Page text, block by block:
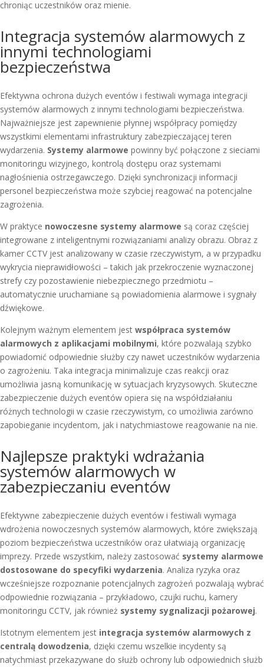
chroniąc uczestników oraz mienie.
Integracja systemów alarmowych z
innymi technologiami
bezpieczeństwa
Efektywna ochrona dużych eventów i festiwali wymaga integracji
systemów alarmowych z innymi technologiami bezpieczeństwa.
Najważniejsze jest zapewnienie płynnej współpracy pomiędzy
wszystkimi elementami infrastruktury zabezpieczającej teren
wydarzenia. Systemy alarmowe powinny być połączone z sieciami
monitoringu wizyjnego, kontrolą dostępu oraz systemami
nagłośnienia ostrzegawczego. Dzięki synchronizacji informacji
personel bezpieczeństwa może szybciej reagować na potencjalne
zagrożenia.
W praktyce nowoczesne systemy alarmowe są coraz częściej
integrowane z inteligentnymi rozwiązaniami analizy obrazu. Obraz z
kamer CCTV jest analizowany w czasie rzeczywistym, a w przypadku
wykrycia nieprawidłowości – takich jak przekroczenie wyznaczonej
strefy czy pozostawienie niebezpiecznego przedmiotu –
automatycznie uruchamiane są powiadomienia alarmowe i sygnały
dźwiękowe.
Kolejnym ważnym elementem jest współpraca systemów
alarmowych z aplikacjami mobilnymi, które pozwalają szybko
powiadomić odpowiednie służby czy nawet uczestników wydarzenia
o zagrożeniu. Taka integracja minimalizuje czas reakcji oraz
umożliwia jasną komunikację w sytuacjach kryzysowych. Skuteczne
zabezpieczenie dużych eventów opiera się na współdziałaniu
różnych technologii w czasie rzeczywistym, co umożliwia zarówno
zapobieganie incydentom, jak i natychmiastowe reagowanie na nie.
Najlepsze praktyki wdrażania
systemów alarmowych w
zabezpieczaniu eventów
Efektywne zabezpieczenie dużych eventów i festiwali wymaga
wdrożenia nowoczesnych systemów alarmowych, które zwiększają
poziom bezpieczeństwa uczestników oraz ułatwiają organizację
imprezy. Przede wszystkim, należy zastosować systemy alarmowe
dostosowane do specyfiki wydarzenia. Analiza ryzyka oraz
wcześniejsze rozpoznanie potencjalnych zagrożeń pozwalają wybrać
odpowiednie rozwiązania – przykładowo, czujki ruchu, kamery
monitoringu CCTV, jak również systemy sygnalizacji pożarowej.
Istotnym elementem jest integracja systemów alarmowych z
centralą dowodzenia, dzięki czemu wszelkie incydenty są
natychmiast przekazywane do służb ochrony lub odpowiednich służb